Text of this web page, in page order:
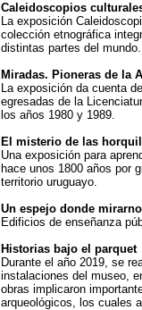
Caleidoscopios
La exposición
colección etnográfica
distintas partes del mundo.
Miradas. Pioneras de la
La exposición da cuenta
egresadas de la
los años 1980 y 1989.
El misterio de las
Una exposición para
hace unos 1800 años por
territorio uruguayo.
Un espejo donde
Edificios de enseñanza
Historias bajo el parquet
Durante el año 2019, se
instalaciones del museo,
obras implicaron
arqueológicos, los cuales